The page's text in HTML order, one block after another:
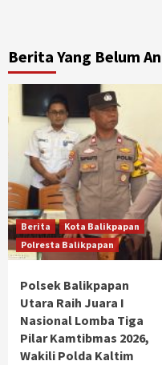
Berita Yang Belum
Berita
Kota Balikpapan
Polresta Balikpapan
Polsek Balikpapan
Utara Raih Juara I
Nasional Lomba Tiga
Pilar Kamtibmas 2026,
Wakili Polda Kaltim